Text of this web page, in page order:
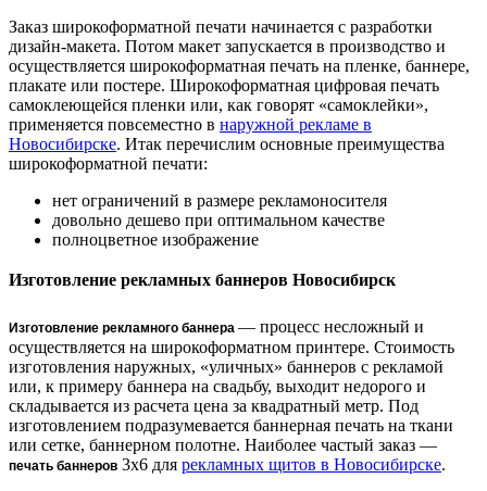
Заказ широкоформатной печати начинается с разработки
дизайн-макета. Потом макет запускается в производство и
осуществляется широкоформатная печать на пленке, баннере,
плакате или постере. Широкоформатная цифровая печать
самоклеющейся пленки или, как говорят «самоклейки»,
применяется повсеместно в наружной рекламе в
Новосибирске. Итак перечислим основные преимущества
широкоформатной печати:
нет ограничений в размере рекламоносителя
довольно дешево при оптимальном качестве
полноцветное изображение
Изготовление рекламных баннеров Новосибирск
Изготовление рекламного баннера — процесс несложный и
осуществляется на широкоформатном принтере. Стоимость
изготовления наружных, «уличных» баннеров с рекламой
или, к примеру баннера на свадьбу, выходит недорого и
складывается из расчета цена за квадратный метр. Под
изготовлением подразумевается баннерная печать на ткани
или сетке, баннерном полотне. Наиболее частый заказ —
печать баннеров 3х6 для рекламных щитов в Новосибирске.